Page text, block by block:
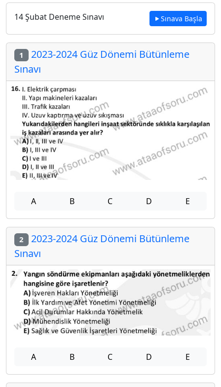
14 Şubat Deneme Sınavı Sınava Başla
1 2023-2024 Güz Dönemi Bütünleme
Sınavı
A B C D E
2 2023-2024 Güz Dönemi Bütünleme
Sınavı
A B C D E